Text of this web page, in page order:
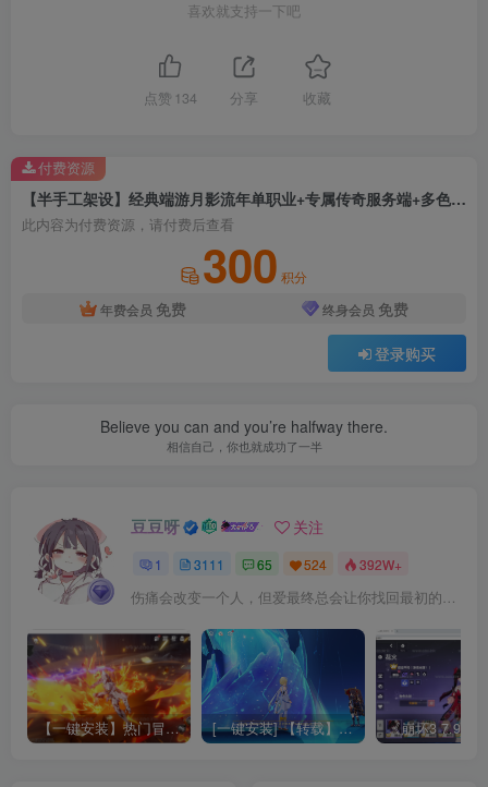
喜欢就支持一下吧
点赞 134 分享 收藏
【半手工架设】经典端游月影流年单职业+专属传奇服务端+多色光柱+超华丽技能仙宠+BUFF+新GOM引擎+配套网站
此内容为付费资源，请付费后查看
300 积分
年费会员 免费 终身会员 免费
登录购买
付费资源
Believe you can and you’re halfway there.
相信自己，你也就成功了一半
豆豆呀 关注
1 3111 65 524 392W+
伤痛会改变一个人，但爱最终总会让你找回最初的自己
【一键安装】热门冒险策略类游戏崩坏：星穹铁道全新2.3版本一键端+一键代理+一键启动+免虚拟机 [一键安装] 【转载】原神3.4真端服务端+源码+配套客户端+详尽说明+GM工具+源码说明文件